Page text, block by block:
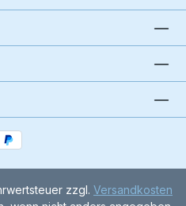
zzgl. Versandkosten